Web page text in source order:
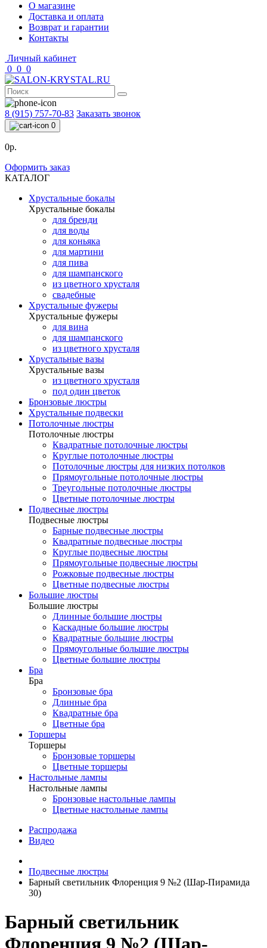
О магазине
Доставка и оплата
Возврат и гарантии
Контакты
Личный кабинет
0 0 0
8 (915) 757-70-83 Заказать звонок
0
0р.
Оформить заказ
КАТАЛОГ
Хрустальные бокалы
Хрустальные бокалы
для бренди
для воды
для коньяка
для мартини
для пива
для шампанского
из цветного хрусталя
свадебные
Хрустальные фужеры
Хрустальные фужеры
для вина
для шампанского
из цветного хрусталя
Хрустальные вазы
Хрустальные вазы
из цветного хрусталя
под один цветок
Бронзовые люстры
Хрустальные подвески
Потолочные люстры
Потолочные люстры
Квадратные потолочные люстры
Круглые потолочные люстры
Потолочные люстры для низких потолков
Прямоугольные потолочные люстры
Треугольные потолочные люстры
Цветные потолочные люстры
Подвесные люстры
Подвесные люстры
Барные подвесные люстры
Квадратные подвесные люстры
Круглые подвесные люстры
Прямоугольные подвесные люстры
Рожковые подвесные люстры
Цветные подвесные люстры
Большие люстры
Большие люстры
Длинные большие люстры
Каскадные большие люстры
Квадратные большие люстры
Прямоугольные большие люстры
Цветные большие люстры
Бра
Бра
Бронзовые бра
Длинные бра
Квадратные бра
Цветные бра
Торшеры
Торшеры
Бронзовые торшеры
Цветные торшеры
Настольные лампы
Настольные лампы
Бронзовые настольные лампы
Цветные настольные лампы
Распродажа
Видео
Подвесные люстры
Барный светильник Флоренция 9 №2 (Шар-Пирамида
30)
Барный светильник